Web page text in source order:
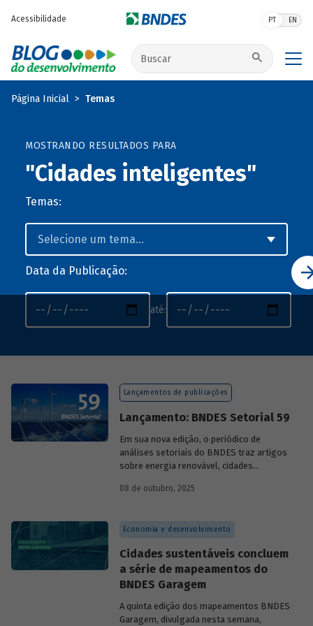
Acessibilidade PT EN
Buscar no site
Página Inicial Temas
MOSTRANDO RESULTADOS PARA
"Cidades inteligentes"
Temas:
Data da Publicação:
até:
Lançamentos de publicações
Lançamento: BNDES Setorial 59
Em sua nova edição, o periódico de
análises setoriais do BNDES traz artigos
sobre energia renovável, cidades
urbanos (RSU) e exportação.
08 de outubro, 2025
Economia e desenvolvimento
Cidades sustentáveis concluem
a série de mapeamentos do
BNDES Garagem
A quinta edição dos mapeamentos BNDES
Garagem, divulgada nesta semana,